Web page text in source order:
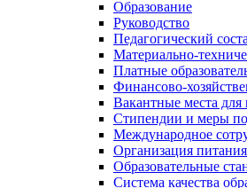
Образование
Руководство
Педагогический
Материально-
Платные
Финансово-
Вакантные места
Стипендии и меры
Международное
Организация
Образовательные
Система качества